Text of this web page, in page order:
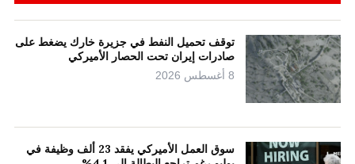
توقف تحميل النفط في جزيرة خارك يضغط على
صادرات إيران تحت الحصار الأميركي
8 أغسطس 2026
سوق العمل الأميركي يفقد 23 ألف وظيفة في